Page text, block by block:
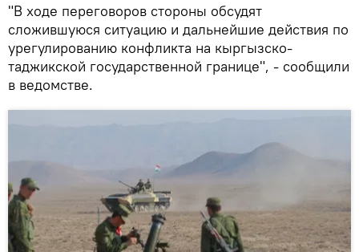
"В ходе переговоров стороны обсудят
сложившуюся ситуацию и дальнейшие действия по
урегулированию конфликта на кыргызско-
таджикской государственной границе", - сообщили
в ведомстве.